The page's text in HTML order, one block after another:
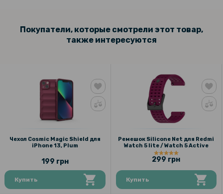
Покупатели, которые смотрели этот товар,
также интересуются
Чехол Cosmic Magic Shield для
iPhone 13, Plum
199 грн
Купить
Ремешок Silicone Net для Redmi
Watch 5 lite / Watch 5 Active
299 грн
Купить